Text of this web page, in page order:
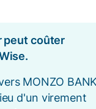
peut coûter
MONZO
d'un virement